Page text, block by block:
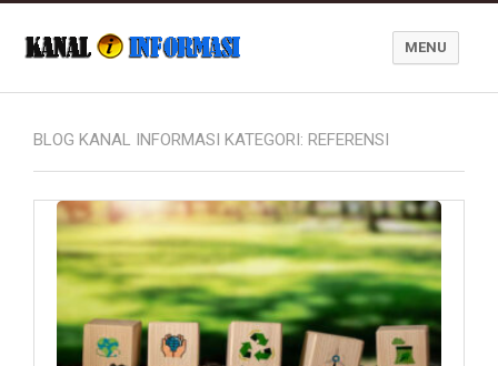
MENU
BLOG KANAL INFORMASI KATEGORI: REFERENSI